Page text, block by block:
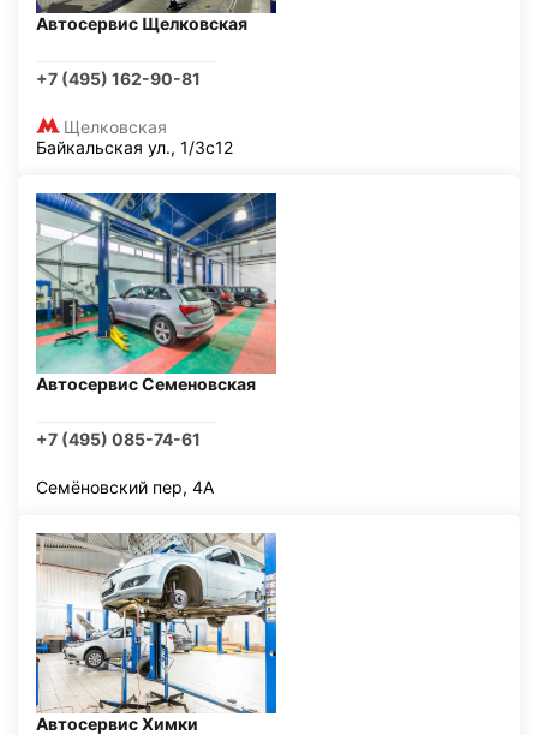
Автосервис Щелковская
+7 (495) 162-90-81
Щелковская
Байкальская ул., 1/3с12
Автосервис Семеновская
+7 (495) 085-74-61
Семёновский пер, 4А
Автосервис Химки